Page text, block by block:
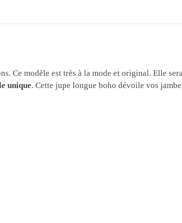
Ce modèle est très à la mode et original. Elle
unique. Cette jupe longue boho dévoile vos